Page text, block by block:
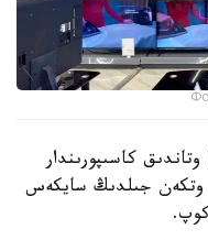
وتاندىق كاسىپورىندار
وتكەن جىلدىڭ سايكەس